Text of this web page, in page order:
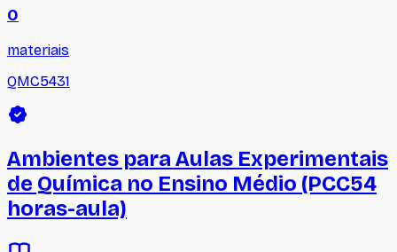
0
materiais
QMC5431
Ambientes para Aulas Experimentais
de Química no Ensino Médio (PCC54
horas-aula)